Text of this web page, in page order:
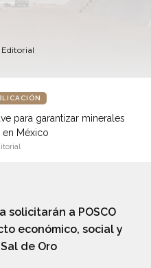
Editorial
para garantizar minerales
México
solicitarán a POSCO
económico, social y
de Oro